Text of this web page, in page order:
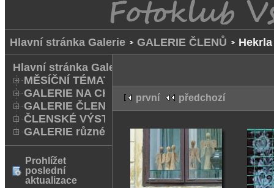
Hlavní stránka Galerie GALERIE ČLENŮ
Hlavní stránka Galerie
MĚSÍČNÍ TÉMATA
GALERIE NA CHODNÍKU
GALERIE ČLENŮ
ČLENSKÉ VÝSTAVY A FOTO Q
GALERIE různé
Prohlížet
poslední
aktualizace
první předchozí